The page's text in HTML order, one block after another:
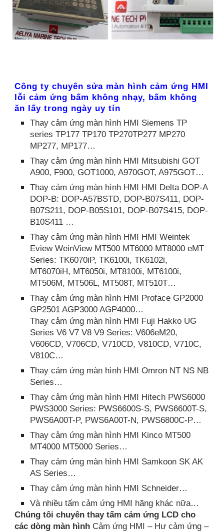
Công ty chuyên sửa màn hình cảm ứng HMI
lỗi cảm ứng bấm không nhạy, bấm không
ăn lấy trong ngày uy tín
Thay cảm ứng màn hình HMI Siemens TP
series TP177 TP170 TP270TP277 MP270
MP277, MP177…
Thay cảm ứng màn hình HMI Mitsubishi GOT
A900, F900, GOT1000, A970GOT, A975GOT…
Thay cảm ứng màn hình HMI HMI Delta DOP-A
DOP-B: DOP-A57BSTD, DOP-B07S411, DOP-
B07S211, DOP-B05S101, DOP-B07S415, DOP-
B10S411 …
Thay cảm ứng màn hình HMI HMI Weintek
Eview WeinView MT500 MT6000 MT8000 eMT
Series: TK6070iP, TK6100i, TK6102i,
MT6070iH, MT6050i, MT8100i, MT6100i,
MT506M, MT506L, MT508T, MT510T…
Thay cảm ứng màn hình HMI Proface GP2000
GP2501 AGP3000 AGP4000…
Thay cảm ứng màn hình HMI Fuji Hakko UG
Series V6 V7 V8 V9 Series: V606eM20,
V606CD, V706CD, V710CD, V810CD, V710C,
V810C…
Thay cảm ứng màn hình HMI Omron NT NS NB
Series…
Thay cảm ứng màn hình HMI Hitech PWS6000
PWS3000 Series: PWS6600S-S, PWS6600T-S,
PWS6A00T-P, PWS6A00T-N, PWS6800C-P…
Thay cảm ứng màn hình HMI Kinco MT500
MT4000 MT5000 Series…
Thay cảm ứng màn hình HMI Samkoon SK AK
AS Series…
Thay cảm ứng màn hình HMI Schneider…
Và nhiều tấm cảm ứng HMI hãng khác nữa…
Chúng tôi chuyên thay tấm cảm ứng LCD cho
các dòng màn hình Cảm ứng HMI – Hư cảm ứng –